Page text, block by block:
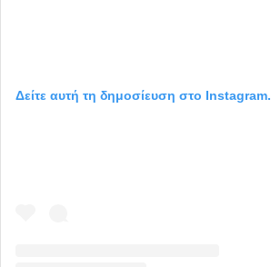
Δείτε αυτή τη δημοσίευση στο Instagram.